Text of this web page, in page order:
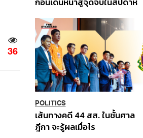
36
POLITICS
เส้นทางคดี 44 สส. ในชั้นศาล
ฎีกา จะรู้ผลเมื่อไร